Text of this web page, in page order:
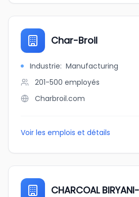
Char-Broil
Industrie: Manufacturing
201-500 employés
Charbroil.com
Voir les emplois et détails
CHARCOAL